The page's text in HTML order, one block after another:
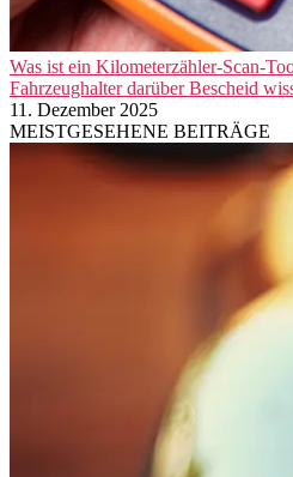
Was ist ein Kilometerzähler-Scan-
Fahrzeughalter darüber Bescheid
11. Dezember 2025
MEISTGESEHENE BEITRÄGE